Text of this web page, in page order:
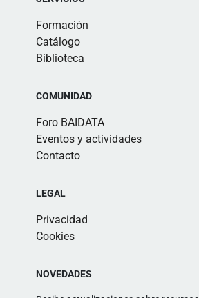
Formación
Catálogo
Biblioteca
COMUNIDAD
Foro BAIDATA
Eventos y actividades
Contacto
LEGAL
Privacidad
Cookies
NOVEDADES